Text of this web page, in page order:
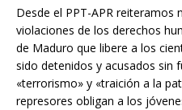
Desde el PPT-APR reiteramos
violaciones de los derechos
de Maduro que libere a los
sido detenidos y acusados sin
«terrorismo» y «traición a la
represores obligan a los